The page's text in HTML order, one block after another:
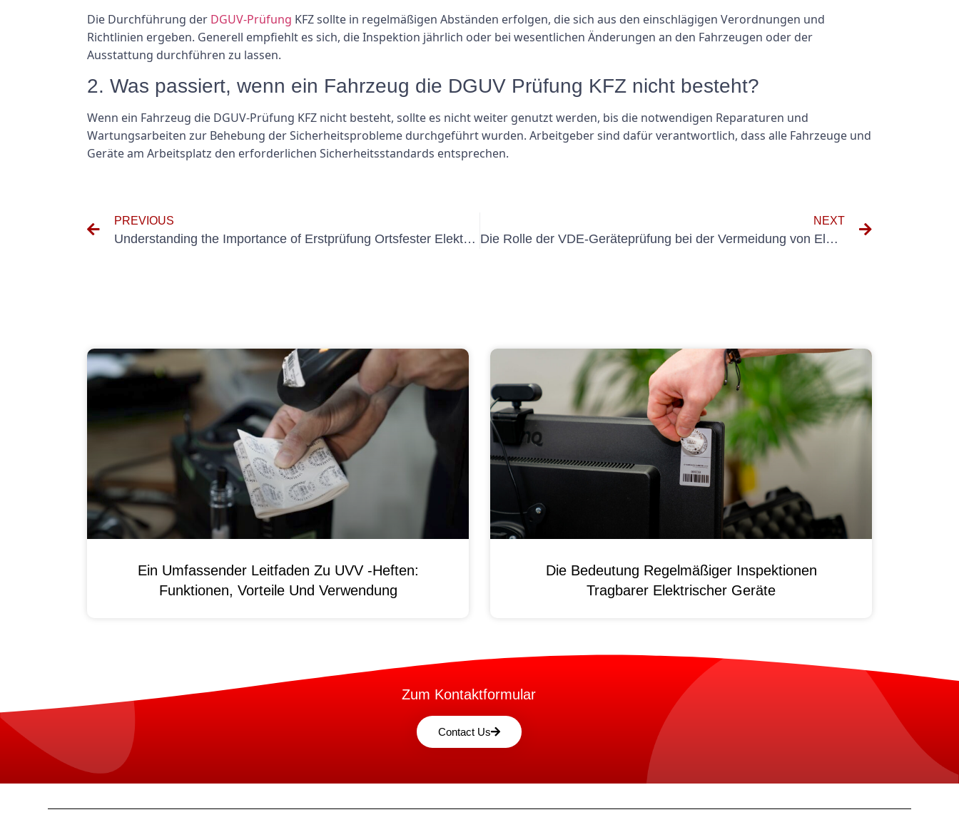
Die Durchführung der DGUV-Prüfung KFZ sollte in regelmäßigen Abständen erfolgen, die sich aus den einschlägigen Verordnungen und
Richtlinien ergeben. Generell empfiehlt es sich, die Inspektion jährlich oder bei wesentlichen Änderungen an den Fahrzeugen oder der
Ausstattung durchführen zu lassen.
2. Was passiert, wenn ein Fahrzeug die DGUV Prüfung KFZ nicht besteht?
Wenn ein Fahrzeug die DGUV-Prüfung KFZ nicht besteht, sollte es nicht weiter genutzt werden, bis die notwendigen Reparaturen und
Wartungsarbeiten zur Behebung der Sicherheitsprobleme durchgeführt wurden. Arbeitgeber sind dafür verantwortlich, dass alle Fahrzeuge und
Geräte am Arbeitsplatz den erforderlichen Sicherheitsstandards entsprechen.
PREVIOUS
Understanding the Importance of Erstprüfung Ortsfester Elektrischer Anlagen
NEXT
Die Rolle der VDE-Geräteprüfung bei der Vermeidung von Elektrounfällen
Ein Umfassender Leitfaden Zu UVV -Heften:
Funktionen, Vorteile Und Verwendung
Die Bedeutung Regelmäßiger Inspektionen
Tragbarer Elektrischer Geräte
Zum Kontaktformular
Contact Us